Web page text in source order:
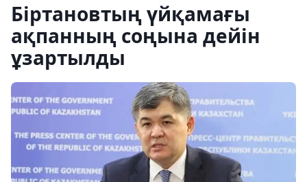
Біртановтың үйқамағы
ақпанның соңына дейін
ұзартылды